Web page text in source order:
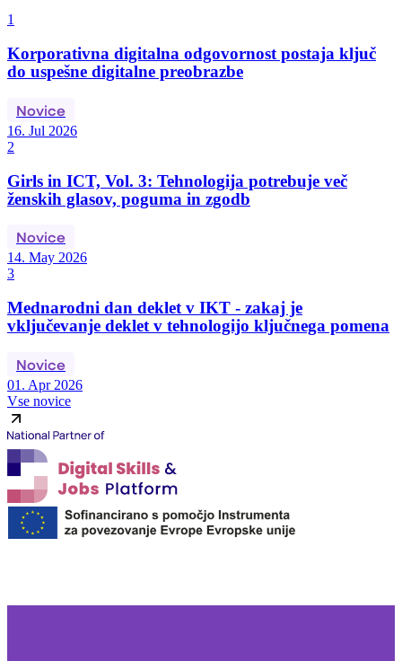
1
Korporativna digitalna odgovornost postaja ključ
do uspešne digitalne preobrazbe
Novice
16. Jul 2026
2
Girls in ICT, Vol. 3: Tehnologija potrebuje več
ženskih glasov, poguma in zgodb
Novice
14. May 2026
3
Mednarodni dan deklet v IKT - zakaj je
vključevanje deklet v tehnologijo ključnega pomena
Novice
01. Apr 2026
Vse novice